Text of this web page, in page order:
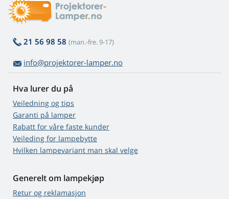
21 56 98 58 (man.-fre. 9-17)
info@projektorer-lamper.no
Hva lurer du på
Veiledning og tips
Garanti på lamper
Rabatt for våre faste kunder
Veileding for lampebytte
Hvilken lampevariant man skal velge
Generelt om lampekjøp
Retur og reklamasjon